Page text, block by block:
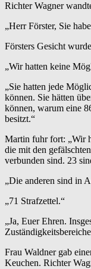
Richter Wagner
„Herr Förster, Sie
Försters Gesicht
„Wir hatten keine
„Sie hatten jede
können. Sie hätten
können, warum eine
besitzt.“
Martin fuhr fort: „Wir
die mit den
verbunden sind. 23
„Die anderen sind in
„71 Strafzettel.“
„Ja, Euer Ehren.
Frau Waldner gab
Keuchen. Richter